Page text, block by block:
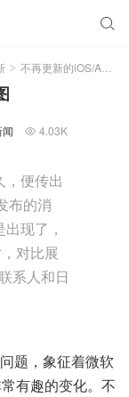

> 不再更新的iOS/Android/WM
 4.03K
，便传出
布的消
现了，
对比展
系人和日
题，象征着微软
有趣的变化。不